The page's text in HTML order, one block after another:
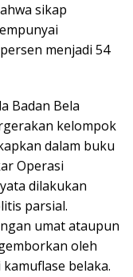
sikap
menjadi 54
Badan Bela
kelompok
dalam buku
Operasi
dilakukan
parsial.
umat ataupun
oleh
belaka.